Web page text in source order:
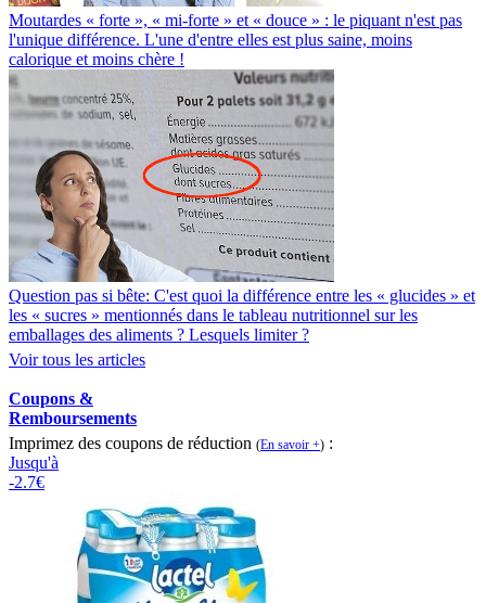
Moutardes « forte », « mi-forte » et « douce » : le piquant n'est pas
l'unique différence. L'une d'entre elles est plus saine, moins
calorique et moins chère !
Question pas si bête: C'est quoi la différence entre les « glucides » et
les « sucres » mentionnés dans le tableau nutritionnel sur les
emballages des aliments ? Lesquels limiter ?
Voir tous les articles
Coupons &
Remboursements
Imprimez des coupons de réduction (En savoir +) :
Jusqu'à
-2.7€